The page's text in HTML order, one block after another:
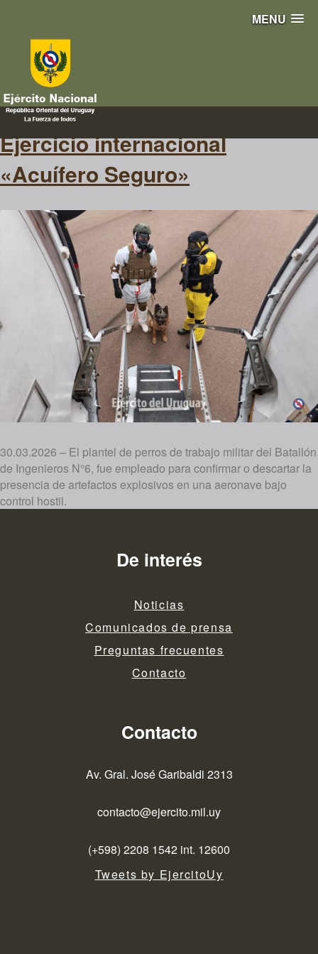
MENU
acuífero
Ejercicio internacional
«Acuífero Seguro»
30.03.2026 – El plantel de perros de trabajo militar del Batallón
de Ingenieros N°6, fue empleado para confirmar o descartar la
presencia de artefactos explosivos en una aeronave bajo
control hostil.
De interés
Noticias
Comunicados de prensa
Preguntas frecuentes
Contacto
Contacto
Av. Gral. José Garibaldi 2313
contacto@ejercito.mil.uy
(+598) 2208 1542 int. 12600
Tweets by EjercitoUy